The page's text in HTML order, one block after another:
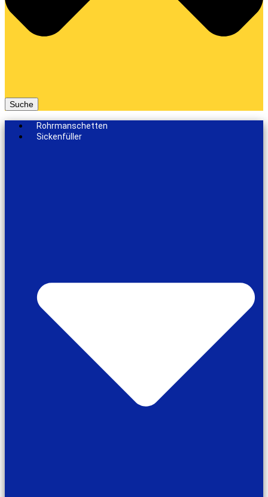
Suche
Rohrmanschetten
Sickenfüller